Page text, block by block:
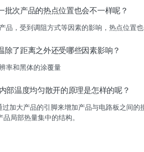
批次产品的热点位置也会不一样呢？
品，受到调阻方式等因素的影响，热点位置
除了距离之外还受哪些因素影响？
率和黑体的涂覆量
部温度均匀散开的原理是怎样的呢？
过加大产品的引脚来增加产品与电路板之间的
局部热量集中的结构。